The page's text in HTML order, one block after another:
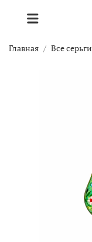
Главная Все серьги